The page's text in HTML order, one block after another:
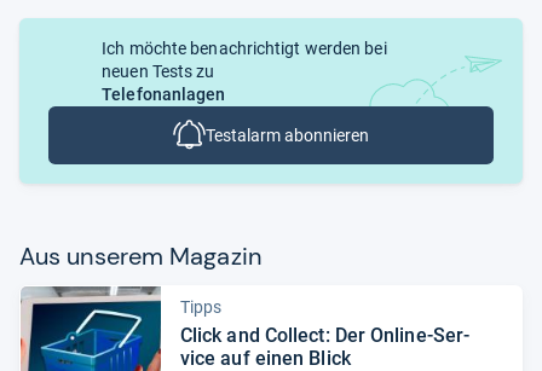
Ich möchte benachrichtigt werden bei
neuen Tests zu
Telefonanlagen
Testalarm abonnieren
Aus unse­rem Maga­zin
Tipps
Click and Col­lect: Der Online-​Ser­
vice auf einen Blick